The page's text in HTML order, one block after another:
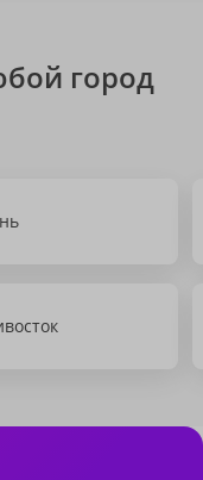
город